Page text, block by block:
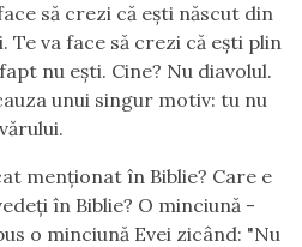
să crezi că eşti născut din
Te va face să crezi că eşti plin
nu eşti. Cine? Nu diavolul.
unui singur motiv: tu nu
ărului.
menţionat în Biblie? Care e
ţi în Biblie? O minciună -
o minciună Evei zicând: "Nu